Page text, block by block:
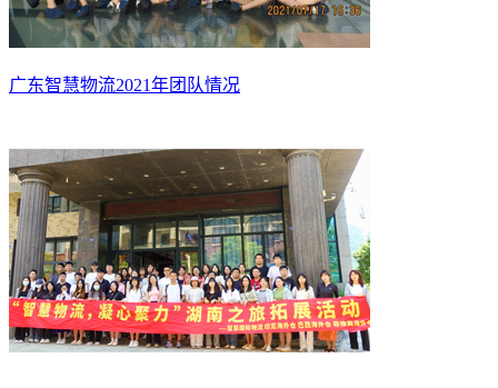
广东智慧物流2021年团队情况